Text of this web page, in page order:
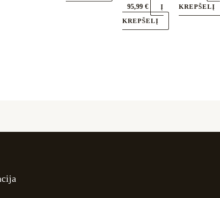
95,99€
Į
KREPŠELĮ
KREPŠELĮ